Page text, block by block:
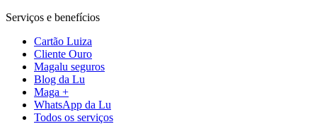
Serviços e benefícios
Cartão Luiza
Cliente Ouro
Magalu seguros
Blog da Lu
Maga +
WhatsApp da Lu
Todos os serviços